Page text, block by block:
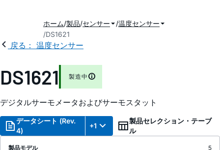
ホーム 製品 センサー
温度センサー
DS1621
戻る： 温度センサー
DS1621 製造中
デジタルサーモメータおよびサーモスタット
データシート (Rev.
4)
+1
製品セレクション・テーブ
ル
製品モデル
5